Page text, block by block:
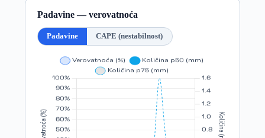
Padavine — verovatnoća
Padavine CAPE (nestabilnost)